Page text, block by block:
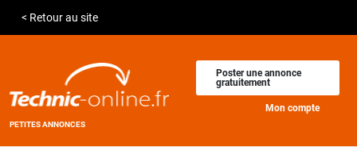
< Retour au site
PETITES ANNONCES
Poster une annonce
gratuitement
Mon compte